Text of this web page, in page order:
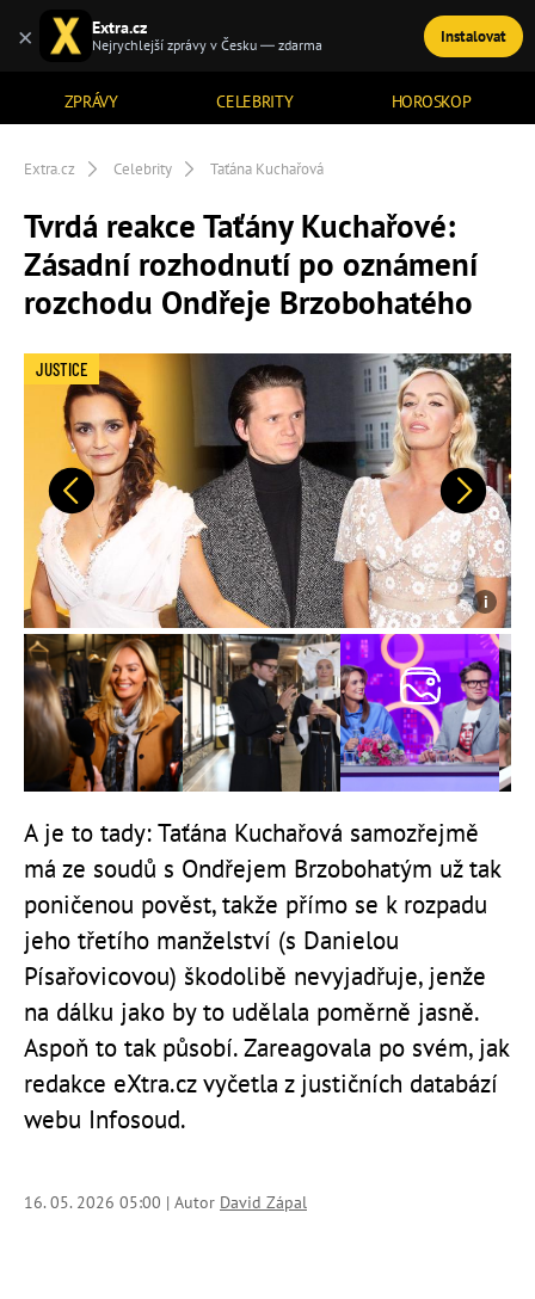
ZPRÁVY CELEBRITY HOROSKOP
TÉMATA
Extra.cz Celebrity Taťána Kuchařová
Tvrdá reakce Taťány Kuchařové:
Zásadní rozhodnutí po oznámení
rozchodu Ondřeje Brzobohatého
Předchozí Další
JUSTICE
A je to tady: Taťána Kuchařová samozřejmě
má ze soudů s Ondřejem Brzobohatým už tak
poničenou pověst, takže přímo se k rozpadu
jeho třetího manželství (s Danielou
Písařovicovou) škodolibě nevyjadřuje, jenže
na dálku jako by to udělala poměrně jasně.
Aspoň to tak působí. Zareagovala po svém, jak
redakce eXtra.cz vyčetla z justičních databází
webu Infosoud.
16. 05. 2026 05:00 | Autor David Zápal
× Extra.cz
Nejrychlejší zprávy v Česku — zdarma Instalovat